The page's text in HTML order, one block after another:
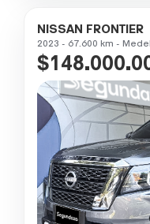
NISSAN FRONTIER
2023 - 67.600 km -